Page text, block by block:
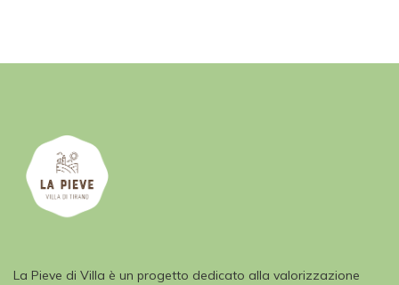
La Pieve di Villa è un progetto dedicato alla valorizzazione